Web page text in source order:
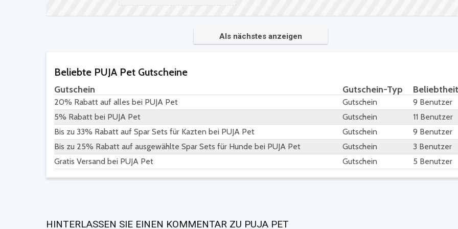
Als nächstes anzeigen
Beliebte PUJA Pet Gutscheine
Gutschein Gutschein-Typ Beliebtheit
20% Rabatt auf alles bei PUJA Pet Gutschein
9 Benutzer
5% Rabatt bei PUJA Pet
Gutschein
11 Benutzer
Bis zu 33% Rabatt auf Spar Sets für Kazten bei PUJA Pet
Gutschein
9 Benutzer
Bis zu 25% Rabatt auf ausgewählte Spar Sets für Hunde bei PUJA Pet
Gutschein
3 Benutzer
Gratis Versand bei PUJA Pet
Gutschein 5 Benutzer
HINTERLASSEN SIE EINEN KOMMENTAR ZU PUJA PET